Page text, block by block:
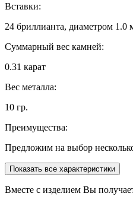
Вставки:
24 бриллианта, диаметром 1.0
Суммарный вес камней:
0.31 карат
Вес металла:
10 гр.
Преимущества:
Предложим на выбор
Показать все характеристики
Вместе с изделием Вы